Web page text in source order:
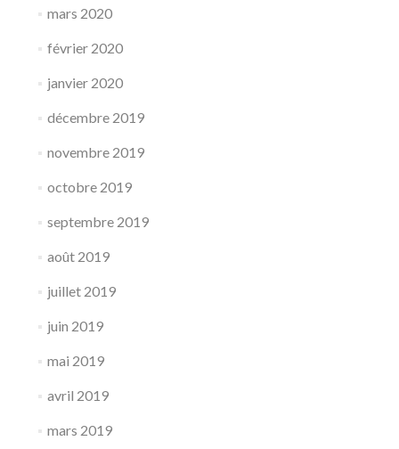
mars 2020
février 2020
janvier 2020
décembre 2019
novembre 2019
octobre 2019
septembre 2019
août 2019
juillet 2019
juin 2019
mai 2019
avril 2019
mars 2019